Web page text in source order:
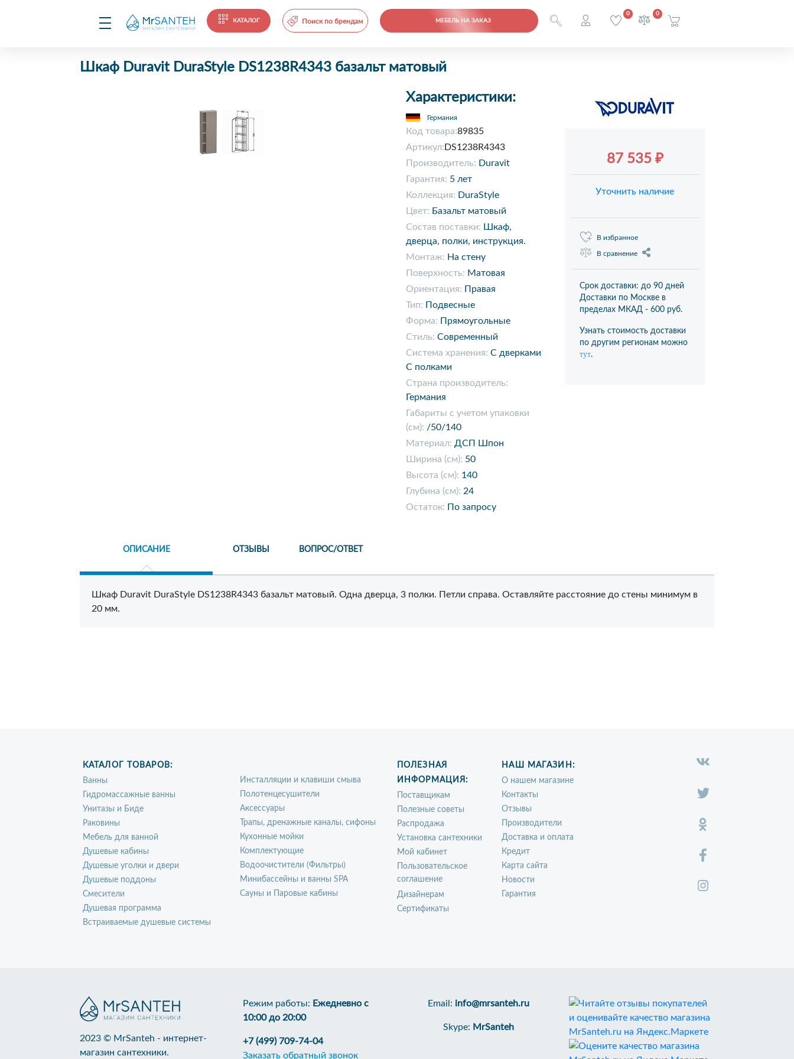
КАТАЛОГ Поиск по брендам МЕБЕЛЬ НА ЗАКАЗ
0 0
Шкаф Duravit DuraStyle DS1238R4343 базальт матовый
Характеристики:
Германия
Код товара:89835
Артикул: DS1238R4343
Производитель: Duravit
Гарантия: 5 лет
Коллекция: DuraStyle
Цвет: Базальт матовый
Состав поставки: Шкаф,
дверца, полки, инструкция.
Монтаж: На стену
Поверхность: Матовая
Ориентация: Правая
Тип: Подвесные
Форма: Прямоугольные
Стиль: Современный
Система хранения: С дверками
С полками
Страна производитель:
Германия
Габариты с учетом упаковки
(см): /50/140
Материал: ДСП Шпон
Ширина (см): 50
Высота (см): 140
Глубина (см): 24
Остаток: По запросу
87 535 ₽
Уточнить наличие
В избранное
В сравнение
Срок доставки: до 90 дней
Доставки по Москве в
пределах МКАД - 600 руб.
Узнать стоимость доставки
по другим регионам можно
тут.
ОПИСАНИЕ ОТЗЫВЫ ВОПРОС/ОТВЕТ
Шкаф Duravit DuraStyle DS1238R4343 базальт матовый. Одна дверца, 3 полки. Петли справа. Оставляйте расстояние до стены минимум в
20 мм.
КАТАЛОГ ТОВАРОВ:
Ванны
Гидромассажные ванны
Унитазы и Биде
Раковины
Мебель для ванной
Душевые кабины
Душевые уголки и двери
Душевые поддоны
Смесители
Душевая программа
Встраиваемые душевые системы
Инсталляции и клавиши смыва
Полотенцесушители
Аксессуары
Трапы, дренажные каналы, сифоны
Кухонные мойки
Комплектующие
Водоочистители (Фильтры)
Минибассейны и ванны SPA
Сауны и Паровые кабины
ПОЛЕЗНАЯ
ИНФОРМАЦИЯ:
Поставщикам
Полезные советы
Распродажа
Установка сантехники
Мой кабинет
Пользовательское
соглашение
Дизайнерам
Сертификаты
НАШ МАГАЗИН:
О нашем магазине
Контакты
Отзывы
Производители
Доставка и оплата
Кредит
Карта сайта
Новости
Гарантия
2023 © MrSanteh - интернет-
магазин сантехники.
Режим работы: Ежедневно с
10:00 до 20:00
+7 (499) 709-74-04
Заказать обратный звонок
Email: info@mrsanteh.ru
Skype: MrSanteh